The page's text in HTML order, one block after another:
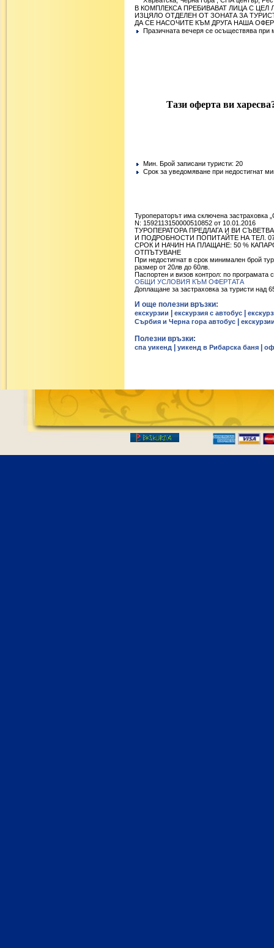
В КОМПЛЕКСА ПРЕБИВАВАТ ЛИЦА С
ИЗЦЯЛО ОТДЕЛЕН ОТ ЗОНАТА ЗА
ДА СЕ НАСОЧИТЕ КЪМ ДРУГА НАША
Празичната вечеря се осъществява при
Тази оферта ви
Mин. Брой записани туристи: 20
Срок за уведомяване при недостигнат
Туроператорът има сключена
N: 1592113150000510852 от 10.01.2016
ТУРОПЕРАТОРА ПРЕДЛАГА И ВИ
И ПОДРОБНОСТИ ПОПИТАЙТЕ НА ТЕЛ.
СРОК И НАЧИН НА ПЛАЩАНЕ: 50 %
ОТПЪТУВАНЕ
При недостигнат в срок минимален брой
размер от 20лв до 60лв.
Паспортен и визов контрол: по програмата
ОБЩИ УСЛОВИЯ КЪМ ОФЕРТАТА
Доплащане за застраховка за туристи над
И още полезни връзки:
екскурзии екскурзия с автобус
Сърбия и Черна гора автобус
Полезни връзки:
спа уикенд уикенд в Рибарска баня